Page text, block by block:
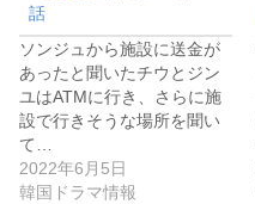
話
ソンジュから施設に送金が
あったと聞いたチウとジン
ユはATMに行き、さらに施
設で行きそうな場所を聞い
て…
2022年6月5日
韓国ドラマ情報